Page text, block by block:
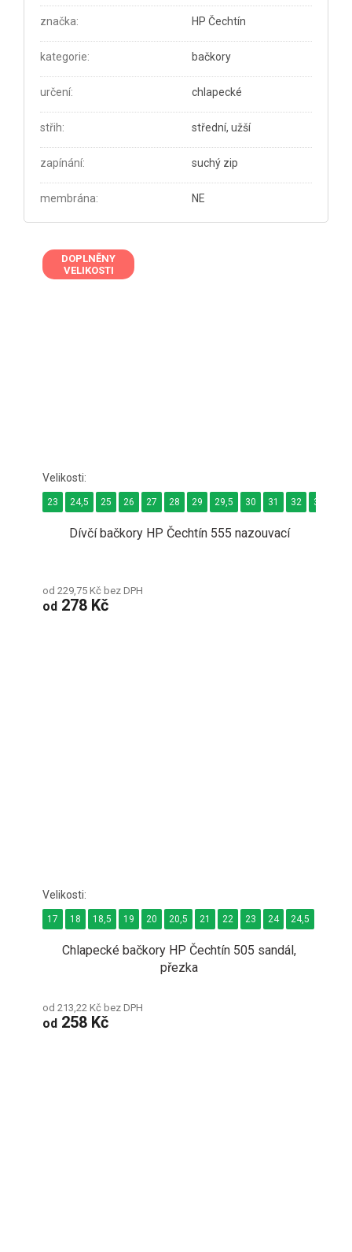
značka: HP Čechtín
kategorie: bačkory
určení: chlapecké
střih: střední, užší
zapínání: suchý zip
membrána: NE
DOPLNĚNY
VELIKOSTI
Dívčí bačkory HP Čechtín 555 nazouvací
od 229,75 Kč bez DPH
od 278 Kč
23 24,5 25 26 27 28 29 29,5 30 31 32 33
Chlapecké bačkory HP Čechtín 505 sandál,
přezka
od 213,22 Kč bez DPH
od 258 Kč
17 18 18,5 19 20 20,5 21 22 23 24 24,5